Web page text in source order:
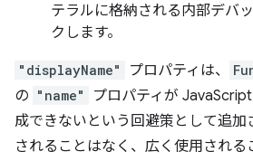
テラルに格納される内部デバ
クします。
"displayName" プロパティは、
の "name"
プロパティが
成できないという回避策として追加
されることはなく、広く使用される